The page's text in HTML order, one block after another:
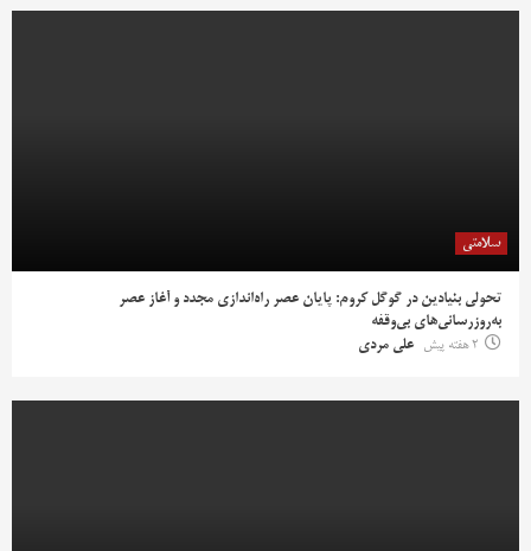
سلامتی
تحولی بنیادین در گوگل کروم: پایان عصر راه‌اندازی مجدد و آغاز عصر
به‌روزرسانی‌های بی‌وقفه
2 هفته پیش
علی مردی